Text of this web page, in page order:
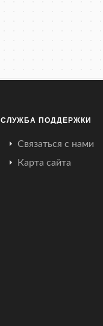
СЛУЖБА ПОДДЕРЖКИ
Связаться с нами
Карта сайта